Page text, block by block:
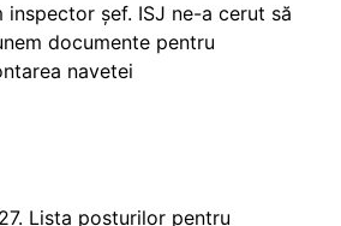
inspector șef. ISJ ne-a cerut să
documente pentru
navetei
Lista posturilor pentru